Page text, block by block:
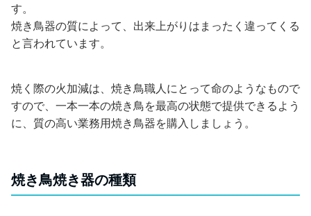
す。
焼き鳥器の質によって、出来上がりはまったく違ってくる
と言われています。
焼く際の火加減は、焼き鳥職人にとって命のようなもので
すので、一本一本の焼き鳥を最高の状態で提供できるよう
に、質の高い業務用焼き鳥器を購入しましょう。
焼き鳥焼き器の種類